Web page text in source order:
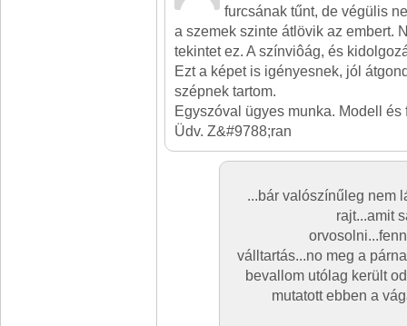
furcsának tűnt, de végülis
a szemek szinte átlövik az embert.
tekintet ez. A színviôág, és
Ezt a képet is igényesnek, jól
szépnek tartom.
Egyszóval ügyes munka. Modell és
Üdv. Z&#9788;ran
...bár valószínűleg nem
rajt...amit
válltartás...no meg a
bevallom utólag került
mutatott ebben a